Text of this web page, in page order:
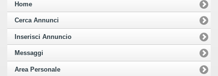
Home
Cerca Annunci
Inserisci Annuncio
Messaggi
Area Personale